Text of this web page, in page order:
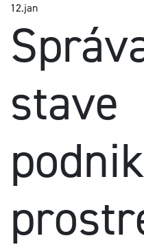
12.jan
stave